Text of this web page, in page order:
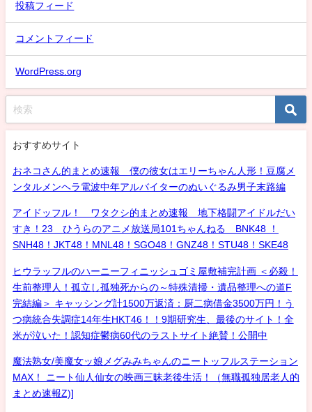
投稿フィード
コメントフィード
WordPress.org
おすすめサイト
おネコさん的まとめ速報 僕の彼女はエリーちゃん人形！豆腐メ
ンタルメンヘラ電波中年アルバイターのぬいぐるみ男子末路編
アイドッフル！ ワタクシ的まとめ速報 地下格闘アイドルだい
すき！23 ひうらのアニメ放送局101ちゃんねる BNK48 ！
SNH48！JKT48！MNL48！SGO48！GNZ48！STU48！SKE48
ヒウラッフルのハーニーフィニッシュゴミ屋敷補完計画 ＜必殺！
生前整理人！孤立し孤独死からの～特殊清掃・遺品整理への道F
完結編＞ キャッシング計1500万返済：厨二病借金3500万円！う
つ病統合失調症14年生HKT46！！9期研究生、最後のサイト！全
米が泣いた！認知症鬱病60代のラストサイト絶賛！公開中
魔法熟女/美魔女ッ娘メグみみちゃんのニートッフルステーション
MAX！ ニート仙人仙女の映画三昧老後生活！（無職孤独居老人的
まとめ速報Z)]